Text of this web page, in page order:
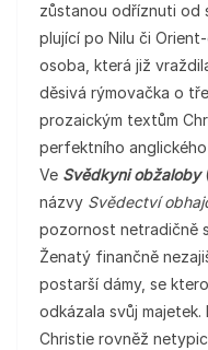
zůstanou odříznuti od
plující po Nilu či
osoba, která již
děsivá rýmovačka o
prozaickým textům
perfektního anglického
Ve Svědkyni obžaloby
názvy Svědectví
pozornost netradičně
Ženatý finančně
postarší dámy, se
odkázala svůj
Christie rovněž